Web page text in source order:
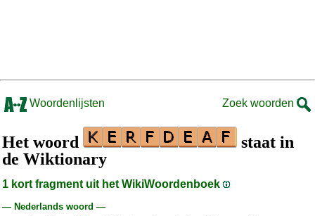
Woordenlijsten Zoek woorden
Het woord
staat in
de Wiktionary
1 kort fragment uit het WikiWoordenboek
— Nederlands woord —